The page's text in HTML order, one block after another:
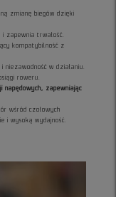
zmianę biegów dzięki
i zapewnia trwałość.
kompatybilność z
niezawodność w działaniu.
roweru.
napędowych, zapewniając
wśród czołowych
i wysoką wydajność.